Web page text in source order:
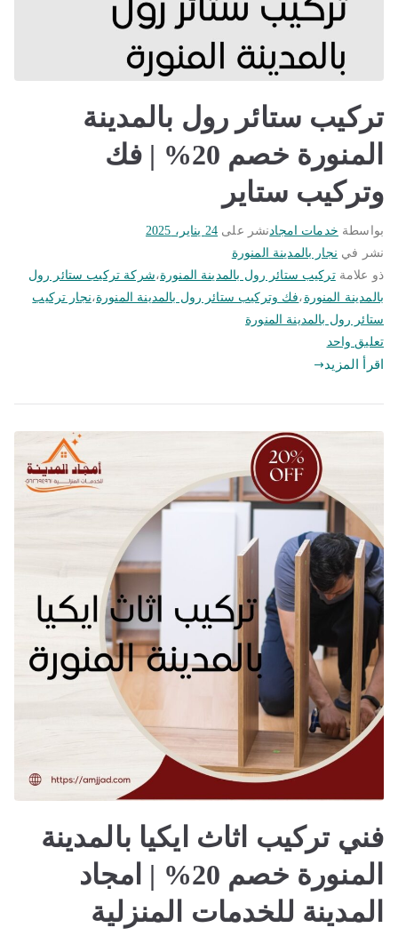
تركيب ستائر رول بالمدينة
المنورة خصم 20% | فك
وتركيب ستاير
بواسطة خدمات امجادنشر على 24 يناير، 2025
نشر في نجار بالمدينة المنورة
ذو علامةتركيب ستائر رول بالمدينة المنورة،شركة تركيب ستائر رول
بالمدينة المنورة ،فك وتركيب ستائر رول بالمدينة المنورة،نجار تركيب
ستائر رول بالمدينة المنورة
تعليق واحد
تركيب
رول
بالمدينة
المنورة
خصم
20%
|
فك
وتركيب
ستاير
اقرأ المزيد
فني تركيب اثاث ايكيا بالمدينة
المنورة خصم 20% | امجاد
المدينة للخدمات المنزلية